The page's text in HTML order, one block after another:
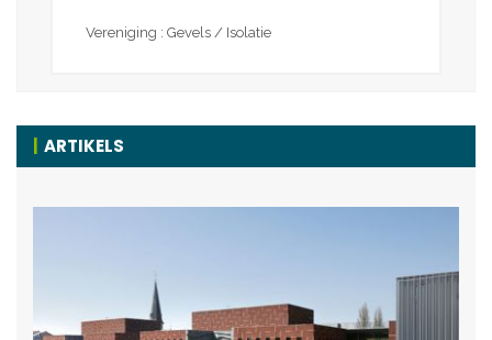
Vereniging : Gevels / Isolatie
ARTIKELS